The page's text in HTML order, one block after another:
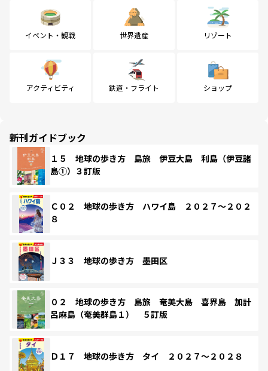
イベント・観戦 世界遺産 リゾート
アクティビティ 鉄道・フライト ショップ
新刊ガイドブック
１５ 地球の歩き方 島旅 伊豆大島 利島（伊豆諸
島①）３訂版
Ｃ０２ 地球の歩き方 ハワイ島 ２０２７～２０２
８
Ｊ３３ 地球の歩き方 墨田区
０２ 地球の歩き方 島旅 奄美大島 喜界島 加計
呂麻島（奄美群島１） ５訂版
Ｄ１７ 地球の歩き方 タイ ２０２７～２０２８